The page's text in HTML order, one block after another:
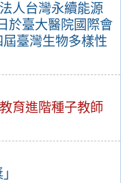
人台灣永續能源
於臺大醫院國際會
臺灣生物多樣性
育進階種子教師